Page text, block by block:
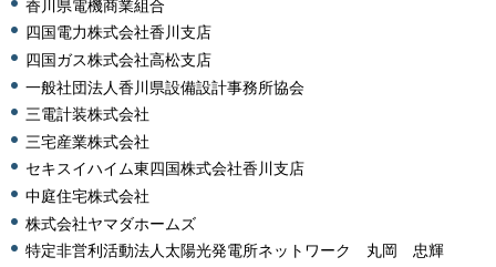
香川県電機商業組合
四国電力株式会社香川支店
四国ガス株式会社高松支店
一般社団法人香川県設備設計事務所協会
三電計装株式会社
三宅産業株式会社
セキスイハイム東四国株式会社香川支店
中庭住宅株式会社
株式会社ヤマダホームズ
特定非営利活動法人太陽光発電所ネットワーク 丸岡 忠輝